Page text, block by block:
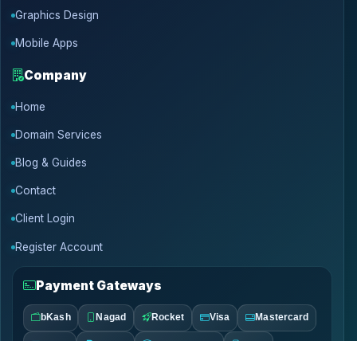
Graphics Design
Mobile Apps
Company
Home
Domain Services
Blog & Guides
Contact
Client Login
Register Account
Payment Gateways
bKash Nagad Rocket Visa Mastercard